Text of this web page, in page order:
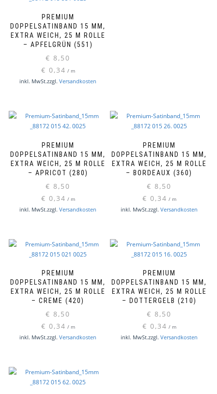
PREMIUM
DOPPELSATINBAND 15 MM,
EXTRA WEICH, 25 M ROLLE
– APFELGRÜN (551)
€ 8,50
€ 0,34 / m
inkl. MwSt.zzgl. Versandkosten
PREMIUM
DOPPELSATINBAND 15 MM,
EXTRA WEICH, 25 M ROLLE
– APRICOT (280)
€ 8,50
€ 0,34 / m
inkl. MwSt.zzgl. Versandkosten
PREMIUM
DOPPELSATINBAND 15 MM,
EXTRA WEICH, 25 M ROLLE
– BORDEAUX (360)
€ 8,50
€ 0,34 / m
inkl. MwSt.zzgl. Versandkosten
PREMIUM
DOPPELSATINBAND 15 MM,
EXTRA WEICH, 25 M ROLLE
– CREME (420)
€ 8,50
€ 0,34 / m
inkl. MwSt.zzgl. Versandkosten
PREMIUM
DOPPELSATINBAND 15 MM,
EXTRA WEICH, 25 M ROLLE
– DOTTERGELB (210)
€ 8,50
€ 0,34 / m
inkl. MwSt.zzgl. Versandkosten